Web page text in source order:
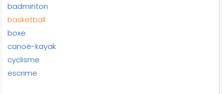
badminton
basketball
boxe
canoë-kayak
cyclisme
escrime